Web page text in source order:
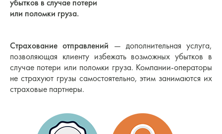
убытков в случае потери
или поломки груза.
Страхование отправлений — дополнительная услуга,
позволяющая клиенту избежать возможных убытков в
случае потери или поломки груза. Компании-операторы
не страхуют грузы самостоятельно, этим занимаются их
страховые партнеры.